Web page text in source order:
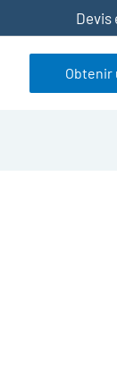
Devis
Obtenir